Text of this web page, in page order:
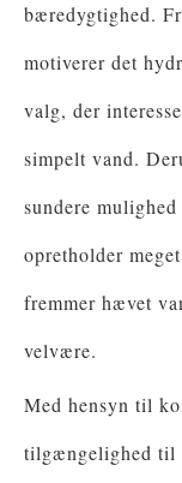
bæredygtighed.
motiverer det
valg, der
simpelt vand.
sundere
opretholder
fremmer hævet
velvære.
Med hensyn til
tilgængelighed til